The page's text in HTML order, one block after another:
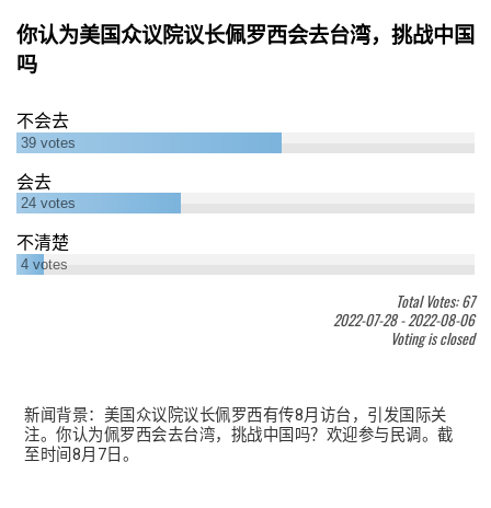
你认为美国众议院议长佩罗西会去台湾，挑战中国
吗
不会去
39 votes
会去
24 votes
不清楚
4 votes
Total Votes: 67
2022-07-28-2022-08-06
Voting is closed
新闻背景：美国众议院议长佩罗西有传8月访台，引发国际关
注。你认为佩罗西会去台湾，挑战中国吗？欢迎参与民调。截
至时间8月7日。